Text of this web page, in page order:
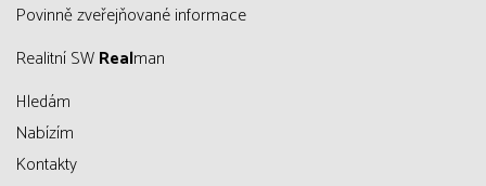
Povinně zveřejňované informace
Realitní SWRealman
Hledám
Nabízím
Kontakty